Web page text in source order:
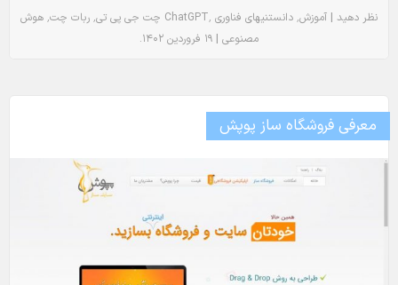
نظر دهید | آموزش٬ دانستنیهای فناوری ChatGPT٬ چت جی پی تی٬ ربات چت٬ هوش
مصنوعی | ۱۹ فروردین ۱۴۰۲ .
معرفی فروشگاه ساز پوپش